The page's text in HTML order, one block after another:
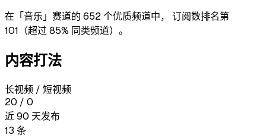
在「音乐」赛道的 652个优质频道中，
订阅数排名第
101 （超过85% 同类频道） 。
内容打法
长视频 / 短视频
20 / 0
近 90 天发布
13 条